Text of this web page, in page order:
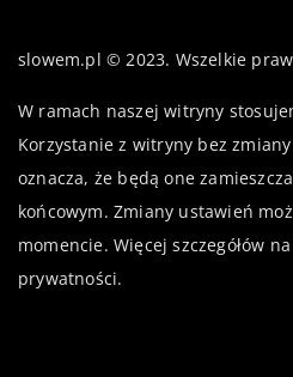
slowem.pl © 2023. Wszelkie
W ramach naszej witryny
Korzystanie z witryny bez
oznacza, że będą one
końcowym. Zmiany ustawień
momencie. Więcej szczegółów
prywatności.